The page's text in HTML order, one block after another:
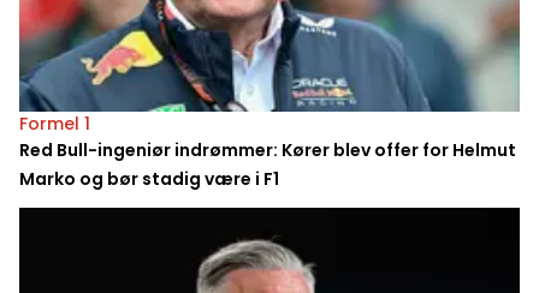
Formel 1
Red Bull-ingeniør indrømmer: Kører blev offer for Helmut
Marko og bør stadig være i F1